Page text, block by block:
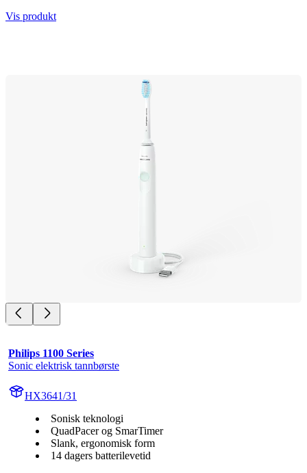
Vis produkt
Philips 1100 Series
Sonic elektrisk tannbørste
HX3641/31
Sonisk teknologi
QuadPacer og SmarTimer
Slank, ergonomisk form
14 dagers batterilevetid